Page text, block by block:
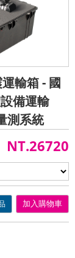
輸箱 - 國
備運輸
測系統
NT.26720
加入購物車